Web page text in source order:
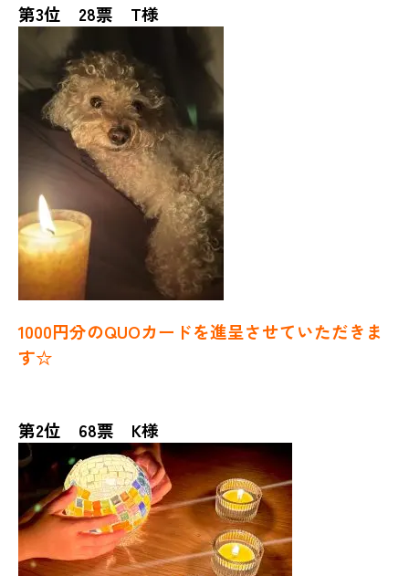
第3位 28票 T様
1000円分のQUOカードを進呈させていただきま
す☆
第2位 68票 K様